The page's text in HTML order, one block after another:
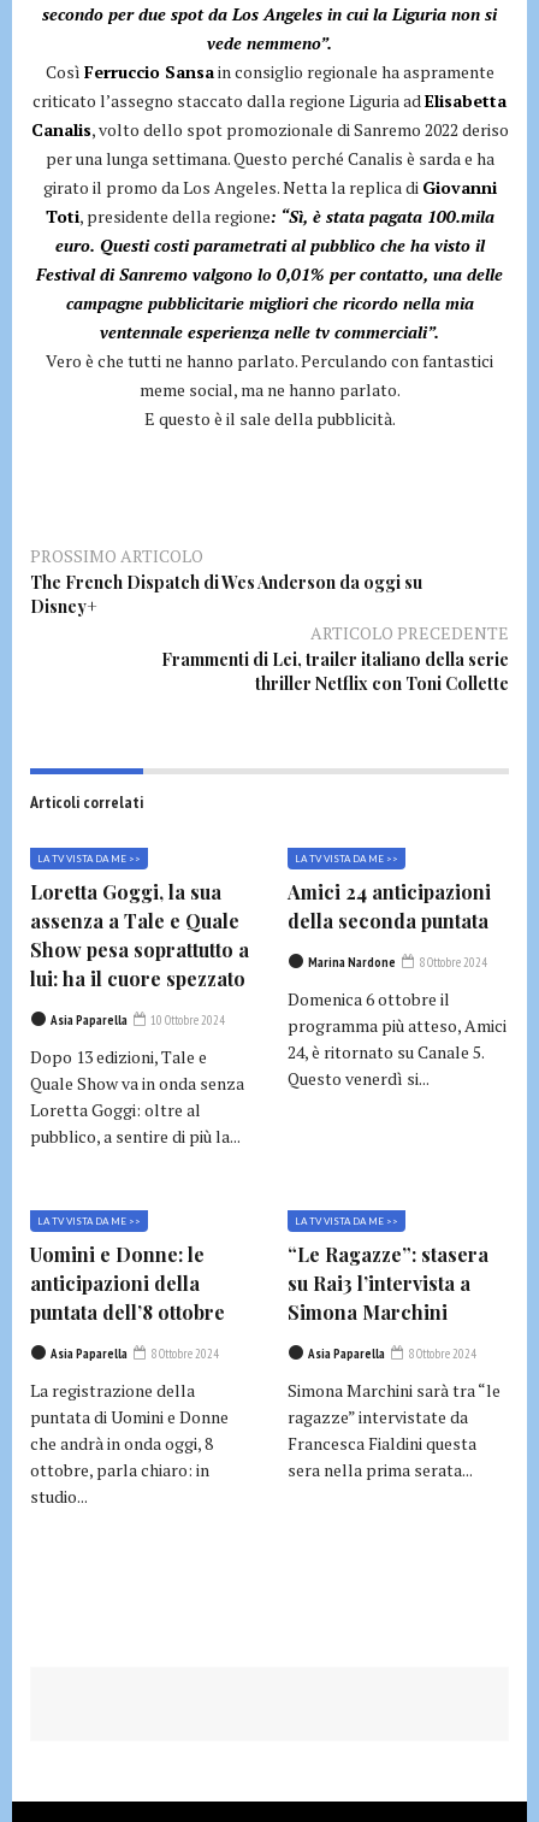
secondo per due spot da Los Angeles in cui la Liguria non si
vede nemmeno”.
Così Ferruccio Sansain consiglio regionale ha aspramente
criticato l’assegno staccato dalla regione Liguria adElisabetta
Canalis, volto dello spot promozionale di Sanremo 2022 deriso
per una lunga settimana. Questo perché Canalis è sarda e ha
girato il promo da Los Angeles. Netta la replica di Giovanni
Toti, presidente della regione: “Sì, è stata pagata 100.mila
euro. Questi costi parametrati al pubblico che ha visto il
Festival di Sanremo valgono lo 0,01% per contatto, una delle
campagne pubblicitarie migliori che ricordo nella mia
ventennale esperienza nelle tv commerciali”.
Vero è che tutti ne hanno parlato. Perculando con fantastici
meme social, ma ne hanno parlato.
E questo è il sale della pubblicità.
PROSSIMO ARTICOLO
The French Dispatch di Wes Anderson da oggi su
Disney+
ARTICOLO PRECEDENTE
Frammenti di Lei, trailer italiano della serie
thriller Netflix con Toni Collette
Articoli correlati
LA TV VISTA DA ME >>
Loretta Goggi, la sua
assenza a Tale e Quale
Show pesa soprattutto a
lui: ha il cuore spezzato
Asia Paparella 10 Ottobre 2024
Dopo 13 edizioni, Tale e
Quale Show va in onda senza
Loretta Goggi: oltre al
pubblico, a sentire di più la...
LA TV VISTA DA ME >>
Amici 24 anticipazioni
della seconda puntata
Marina Nardone 8 Ottobre 2024
Domenica 6 ottobre il
programma più atteso, Amici
24, è ritornato su Canale 5.
Questo venerdì si...
LA TV VISTA DA ME >>
Uomini e Donne: le
anticipazioni della
puntata dell’8 ottobre
Asia Paparella 8 Ottobre 2024
La registrazione della
puntata di Uomini e Donne
che andrà in onda oggi, 8
ottobre, parla chiaro: in
studio...
LA TV VISTA DA ME >>
“Le Ragazze”: stasera
su Rai3 l’intervista a
Simona Marchini
Asia Paparella 8 Ottobre 2024
Simona Marchini sarà tra “le
ragazze” intervistate da
Francesca Fialdini questa
sera nella prima serata...